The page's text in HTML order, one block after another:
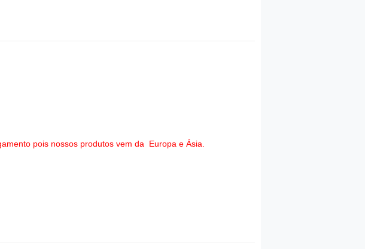
pois nossos produtos vem da Europa e Ásia.